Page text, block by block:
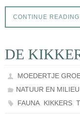
CONTINUE READING
DE
MOEDERTJE
NATUUR EN MILIEU
FAUNA, KIKKERS,